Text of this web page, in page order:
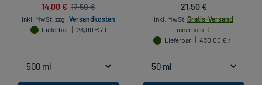
14,00 € 17,50 €
inkl. MwSt. zzgl. Versandkosten
Lieferbar
28,00 € / l
21,50 €
inkl. MwSt. Gratis-Versand
innerhalb D.
Lieferbar
430,00 € / l